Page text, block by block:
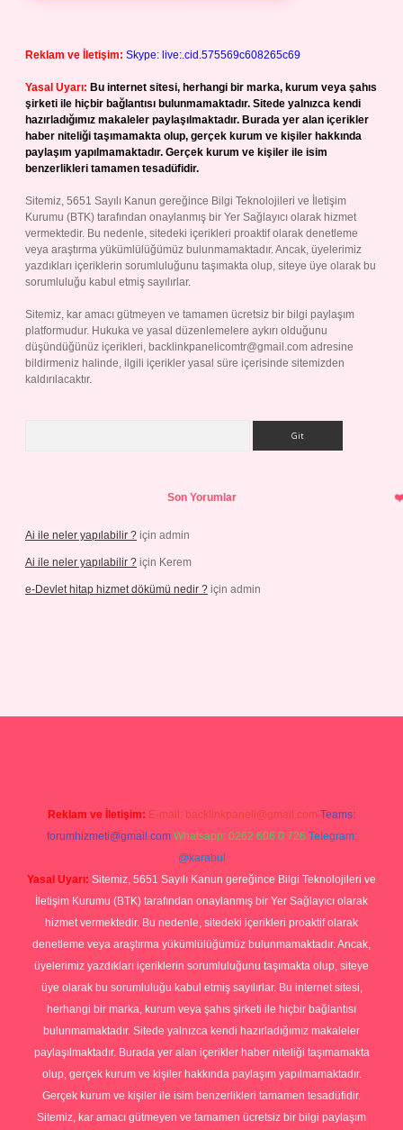
Reklam ve İletişim: Skype: live:.cid.575569c608265c69
Yasal Uyarı: Bu internet sitesi, herhangi bir marka, kurum veya şahıs
şirketi ile hiçbir bağlantısı bulunmamaktadır. Sitede yalnızca kendi
hazırladığımız makaleler paylaşılmaktadır. Burada yer alan içerikler
haber niteliği taşımamakta olup, gerçek kurum ve kişiler hakkında
paylaşım yapılmamaktadır. Gerçek kurum ve kişiler ile isim
benzerlikleri tamamen tesadüfidir.
Sitemiz, 5651 Sayılı Kanun gereğince Bilgi Teknolojileri ve İletişim
Kurumu (BTK) tarafından onaylanmış bir Yer Sağlayıcı olarak hizmet
vermektedir. Bu nedenle, sitedeki içerikleri proaktif olarak denetleme
veya araştırma yükümlülüğümüz bulunmamaktadır. Ancak, üyelerimiz
yazdıkları içeriklerin sorumluluğunu taşımakta olup, siteye üye olarak bu
sorumluluğu kabul etmiş sayılırlar.
Sitemiz, kar amacı gütmeyen ve tamamen ücretsiz bir bilgi paylaşım
platformudur. Hukuka ve yasal düzenlemelere aykırı olduğunu
düşündüğünüz içerikleri, backlinkpanelicomtr@gmail.com adresine
bildirmeniz halinde, ilgili içerikler yasal süre içerisinde sitemizden
kaldırılacaktır.
Son Yorumlar
Ai ile neler yapılabilir ? için admin
Ai ile neler yapılabilir ? için Kerem
e-Devlet hitap hizmet dökümü nedir ? için admin
Reklam ve İletişim: E-mail: backlinkpaneli@gmail.com Teams:
forumhizmeti@gmail.com Whatsapp: 0262 606 0 726 Telegram:
@karabul
Yasal Uyarı: Sitemiz, 5651 Sayılı Kanun gereğince Bilgi Teknolojileri ve
İletişim Kurumu (BTK) tarafından onaylanmış bir Yer Sağlayıcı olarak
hizmet vermektedir. Bu nedenle, sitedeki içerikleri proaktif olarak
denetleme veya araştırma yükümlülüğümüz bulunmamaktadır. Ancak,
üyelerimiz yazdıkları içeriklerin sorumluluğunu taşımakta olup, siteye
üye olarak bu sorumluluğu kabul etmiş sayılırlar. Bu internet sitesi,
herhangi bir marka, kurum veya şahıs şirketi ile hiçbir bağlantısı
bulunmamaktadır. Sitede yalnızca kendi hazırladığımız makaleler
paylaşılmaktadır. Burada yer alan içerikler haber niteliği taşımamakta
olup, gerçek kurum ve kişiler hakkında paylaşım yapılmamaktadır.
Gerçek kurum ve kişiler ile isim benzerlikleri tamamen tesadüfidir.
Sitemiz, kar amacı gütmeyen ve tamamen ücretsiz bir bilgi paylaşım